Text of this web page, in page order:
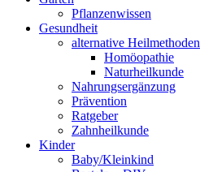
Pflanzenwissen
Gesundheit
alternative Heilmethoden
Homöopathie
Naturheilkunde
Nahrungsergänzung
Prävention
Ratgeber
Zahnheilkunde
Kinder
Baby/Kleinkind